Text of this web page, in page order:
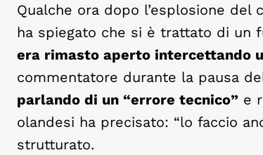
Qualche ora dopo l’esplosione del
ha spiegato che si è trattato di un
era rimasto aperto intercettando
commentatore durante la pausa
parlando di un “errore tecnico” e
olandesi ha precisato: “lo faccio
strutturato.